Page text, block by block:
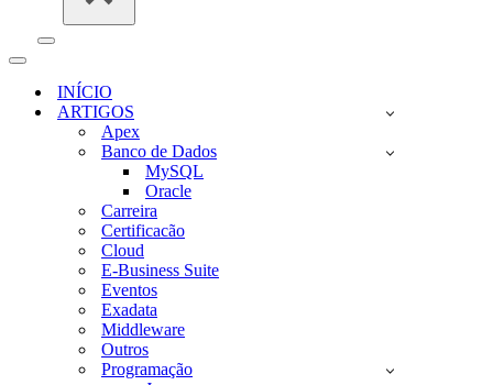
Menu
navegação
Menu
navegaçãoINÍCIO
ARTIGOS
Apex
Banco de Dados
MySQL
Oracle
Carreira
Certificacão
Cloud
E-Business Suite
Eventos
Exadata
Middleware
Outros
Programação